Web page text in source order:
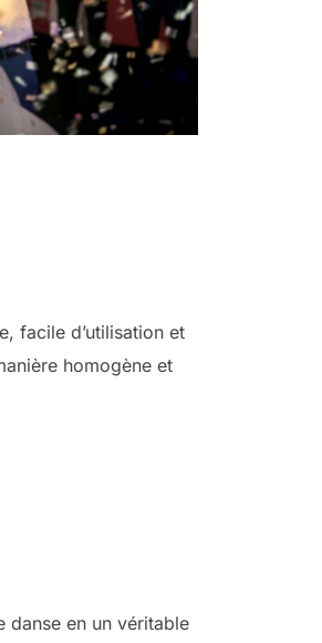
facile d’utilisation et
homogène et
danse en un véritable